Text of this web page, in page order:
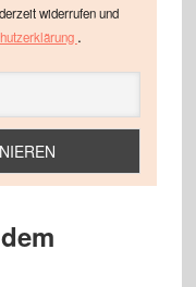
widerrufen und
.